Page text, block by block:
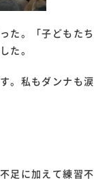
た。「子どもた
た。
。私もダンナも
足に加えて練